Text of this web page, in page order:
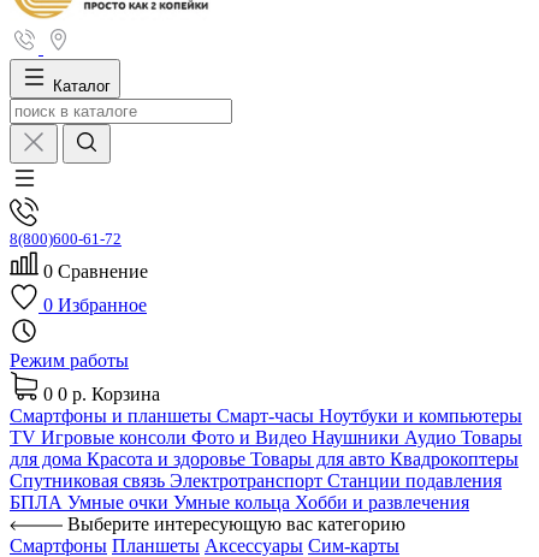
Каталог
8(800)600-61-72
0 Сравнение
0 Избранное
Режим работы
0 0 р. Корзина
Смартфоны и планшеты Смарт-часы Ноутбуки и компьютеры
TV Игровые консоли Фото и Видео Наушники Аудио Товары
для дома Красота и здоровье Товары для авто Квадрокоптеры
Спутниковая связь Электротранспорт Станции подавления
БПЛА Умные очки Умные кольца Хобби и развлечения
Выберите интересующую вас категорию
Смартфоны Планшеты Аксессуары Сим-карты